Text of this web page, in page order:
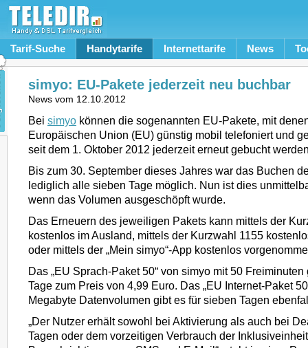
Tarif-Suche Handytarife Internettarife News
simyo: EU-Pakete jederzeit neu buchbar
News vom 12.10.2012
Bei simyo können die sogenannten EU-Pakete, mit
Europäischen Union (EU) günstig mobil telefoniert und
seit dem 1. Oktober 2012 jederzeit erneut gebucht
Bis zum 30. September dieses Jahres war das Buchen
lediglich alle sieben Tage möglich. Nun ist dies
wenn das Volumen ausgeschöpft wurde.
Das Erneuern des jeweiligen Pakets kann mittels der
kostenlos im Ausland, mittels der Kurzwahl 1155
oder mittels der „Mein simyo“-App kostenlos
Das „EU Sprach-Paket 50“ von simyo mit 50
Tage zum Preis von 4,99 Euro. Das „EU Internet-Paket
Megabyte Datenvolumen gibt es für sieben Tagen
„Der Nutzer erhält sowohl bei Aktivierung als auch bei
Tagen oder dem vorzeitigen Verbrauch der